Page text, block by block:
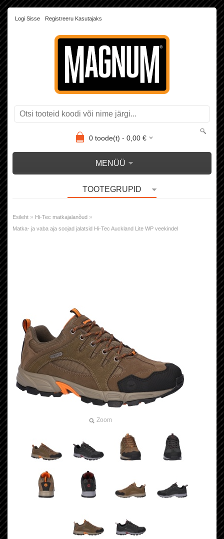
Logi Sisse Registreeru Kasutajaks
0toode(t) - 0,00€
MENÜÜ
TOOTEGRUPID
Esileht » Hi-Tec matkajalanõud »
Matka- ja vaba aja soojad jalatsid Hi-Tec Auckland Lite WP veekindel
Zoom